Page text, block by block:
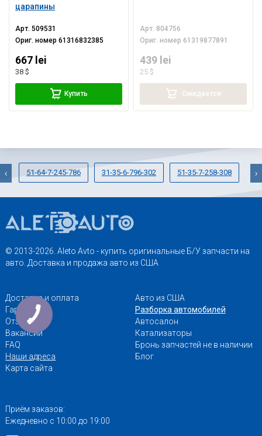
царапины
Арт.509531
Ориг. номер61316832385
667 lei
38 $
Купить
Арт. 804756
Ориг. номер 61319877891
439 lei
25 $
Ожидается
51-64-7-245-786 31-35-6-796-302 51-35-7-258-308
‹ ›
© 2013-2026. Aleto Avto - купить оригинальные Б/У запчасти на
авто. Доставка и продажа авто из США
Доставка и оплата
Гарантии
Отзывы
Вакансии
FAQ
Наши адреса
Карта сайта
Авто из США
Разборка автомобилей
Автосалон
Катализаторы
Бронь запчастей не в наличии
Блог
Приём заказов:
Ежедневно с 10:00 до 19:00